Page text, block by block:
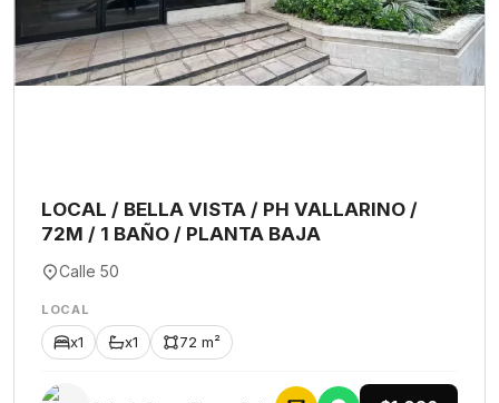
LOCAL / BELLA VISTA / PH VALLARINO /
72M / 1 BAÑO / PLANTA BAJA
Calle 50
LOCAL
x1 x1 72 m²